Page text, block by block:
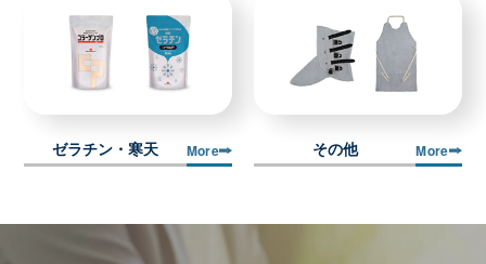
ゼラチン・寒天 More その他 More